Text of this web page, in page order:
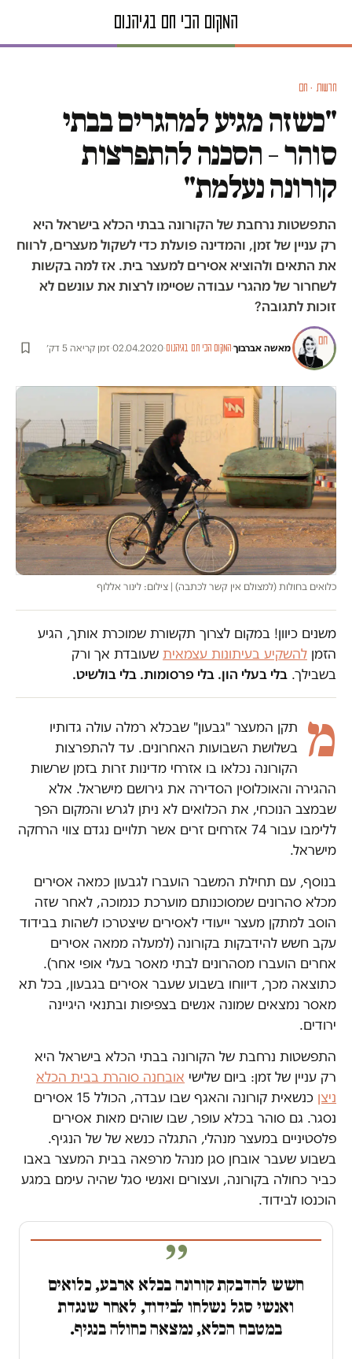
חדשות · חם
"כשזה מגיע למהגרים בבתי
סוהר – הסכנה להתפרצות
קורונה נעלמת"
התפשטות נרחבת של הקורונה בבתי הכלא בישראל היא
רק עניין של זמן, והמדינה פועלת כדי לשקול מעצרים, לרווח
את התאים ולהוציא אסירים למעצר בית. אז למה בקשות
לשחרור של מהגרי עבודה שסיימו לרצות את עונשם לא
זוכות לתגובה?
מאשה אברבוך·המקום הכי חם בגיהנום·
02.04.2020
·זמן קריאה 5 דק׳
כלואים בחולות (למצולם אין קשר לכתבה) | צילום: לינור אללוף
משנים כיוון! במקום לצרוך תקשורת שמוכרת אותך, הגיע
הזמן להשקיע בעיתונות עצמאית שעובדת אך ורק
בשבילך. בלי בעלי הון. בלי פרסומות. בלי בולשיט.
מ
תקן המעצר "גבעון" שבכלא רמלה עולה גדותיו
בשלושת השבועות האחרונים. עד להתפרצות
הקורונה נכלאו בו אזרחי מדינות זרות בזמן שרשות
ההגירה והאוכלוסין הסדירה את גירושם מישראל. אלא
שבמצב הנוכחי, את הכלואים לא ניתן לגרש והמקום הפך
ללימבו עבור 74 אזרחים זרים אשר תלויים נגדם צווי הרחקה
מישראל.
בנוסף, עם תחילת המשבר הועברו לגבעון כמאה אסירים
מכלא סהרונים שמסוכנותם מוערכת כנמוכה, לאחר שזה
הוסב למתקן מעצר ייעודי לאסירים שיצטרכו לשהות בבידוד
עקב חשש להידבקות בקורונה (למעלה ממאה אסירים
אחרים הועברו מסהרונים לבתי מאסר בעלי אופי אחר).
כתוצאה מכך, דיווחו בשבוע שעבר אסירים בגבעון, בכל תא
מאסר נמצאים שמונה אנשים בצפיפות ובתנאי היגיינה
ירודים.
התפשטות נרחבת של הקורונה בבתי הכלא בישראל היא
רק עניין של זמן: ביום שלישי אובחנה סוהרת בבית הכלא
ניצן
כנשאית קורונה והאגף שבו עבדה, הכולל 15 אסירים
נסגר. גם סוהר בכלא עופר, שבו שוהים מאות אסירים
פלסטיניים במעצר מנהלי, התגלה כנשא של של הנגיף.
בשבוע שעבר אובחן סגן מנהל מרפאה בבית המעצר באבו
כביר כחולה בקורונה, ועצורים ואנשי סגל שהיה עימם במגע
הוכנסו לבידוד.
חשש להדבקת קורונה בכלא ארבע, כלואים
ואנשי סגל נשלחו לבידוד, לאחר שנגדת
במטבח הכלא, נמצאה כחולה בנגיף.